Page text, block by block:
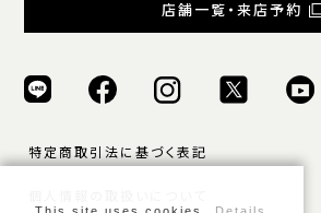
店舗一覧・来店予約
特定商取引法に基づく表記